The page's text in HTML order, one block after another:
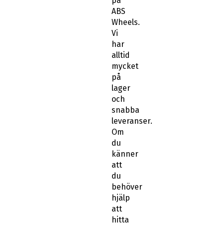
ABS
Wheels.
Vi
har
alltid
mycket
på
lager
och
snabba
leveranser.
Om
du
känner
att
du
behöver
hjälp
att
hitta